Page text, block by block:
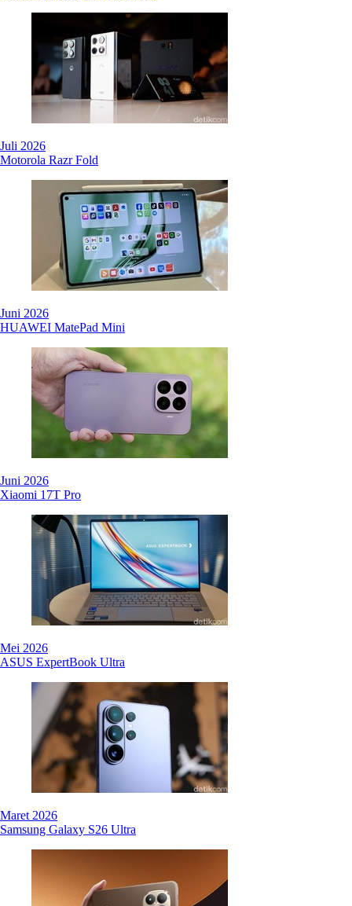
Juli 2026
Motorola Razr Fold
Juni 2026
HUAWEI MatePad Mini
Juni 2026
Xiaomi 17T Pro
Mei 2026
ASUS ExpertBook Ultra
Maret 2026
Samsung Galaxy S26 Ultra